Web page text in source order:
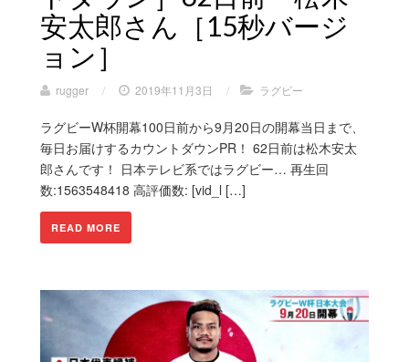
安太郎さん［15秒バージ
ョン］
rugger / 2019年11月3日 / ラグビー
ラグビーW杯開幕100日前から9月20日の開幕当日まで、
毎日お届けするカウントダウンPR！ 62日前は松木安太
郎さんです！ 日本テレビ系ではラグビー… 再生回
数:1563548418 高評価数: [vid_l […]
READ MORE